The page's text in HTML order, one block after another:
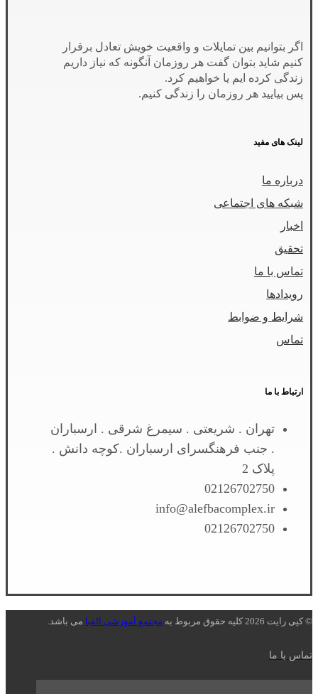
اگر بتوانیم بین تمایلات و واقعیت خویش تعادل برقرار
کنیم شاید بتوان گفت هر روزمان آنگونه که نیاز داریم
زندگی کرده ایم یا خواهیم کرد.
پس بیایید هر روزمان را زندگی کنیم.
لینک های مفید
درباره ما
شبکه های اجتماعی
اخبار
تحقیق
تماس با ما
رویدادها
شرایط و ضوابط
تماس
ارتباط با ما
تهران . شریعتی . سیمرغ شرقی . ارسباران
. جنب فرهنگسرای ارسباران .کوچه دانش .
پلاک 2
02126702750
info@alefbacomplex.ir
02126702750
© کپی رایت 2026 کلیه حقوق مربوط به مجتمع آموزشی الفبا می باشد.
تماس با ما